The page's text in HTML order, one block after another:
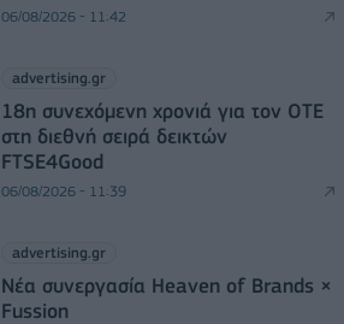
06/08/2026 - 11:42
advertising.gr
18η συνεχόμενη χρονιά για τον ΟΤΕ
στη διεθνή σειρά δεικτών
FTSE4Good
06/08/2026 - 11:39
advertising.gr
Νέα συνεργασία Heaven of Brands ×
Fussion